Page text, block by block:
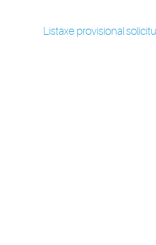
Listaxe provisional